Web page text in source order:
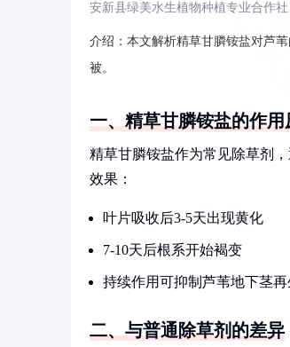
安新县绿美水生植物种植专业合作社
介绍： 本文解析精草甘膦铵盐对芦
被。
一、精草甘膦铵盐的作用
精草甘膦铵盐作为常见除草剂
效果：
叶片吸收后3-5天出现黄化
7-10天后根系开始褐变
持续作用可抑制芦苇地下茎再
二、与普通除草剂的差异